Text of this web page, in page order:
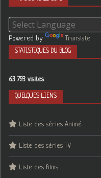
Powered by Translate
STATISTIQUES DU BLOG
63 793 visites
QUELQUES LIENS
Liste des séries Animé
Liste des séries TV
Liste des films